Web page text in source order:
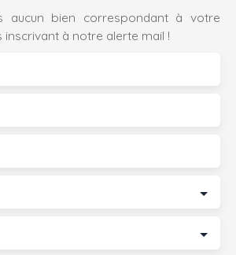
aucun bien correspondant à votre
inscrivant à notre alerte mail !